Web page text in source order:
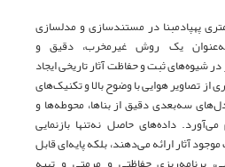
پهپادمبنا در مستندسازی و مدلسازی
یک روش غیرمخرب، دقیق و
شیوه‌های ثبت و حفاظت آثار تاریخی ایجاد
از تصاویر هوایی با وضوح بالا و تکنیک‌های
سه‌بعدی دقیق از بناها، محوطه‌ها و
داده‌های حاصل نه‌تنها بازنمایی
آثار ارائه می‌دهند، بلکه پایه‌ای قابل